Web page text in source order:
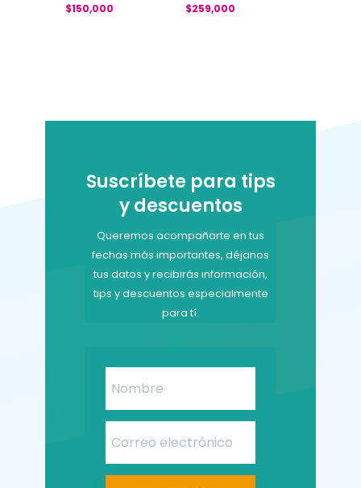
$150,000 $259,000
Suscríbete para tips
y descuentos
Queremos acompañarte en tus
fechas más importantes, déjanos
tus datos y recibirás información,
tips y descuentos especialmente
para tí.